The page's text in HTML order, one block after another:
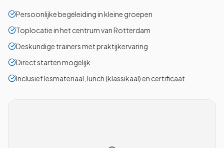
Persoonlijke begeleiding in kleine groepen
Toplocatie in het centrum van Rotterdam
Deskundige trainers met praktijkervaring
Direct starten mogelijk
Inclusief lesmateriaal, lunch (klassikaal) en certificaat